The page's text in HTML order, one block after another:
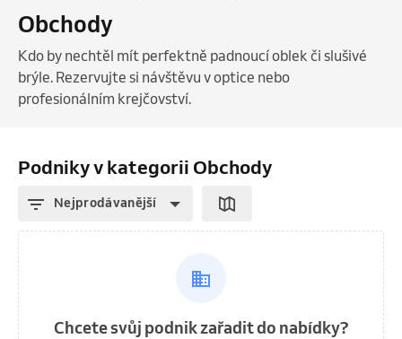
Obchody
Kdo by nechtěl mít perfektně padnoucí oblek či slušivé
brýle. Rezervujte si návštěvu v optice nebo
profesionálním krejčovství.
Podniky v kategorii Obchody
Nejprodávanější
Chcete svůj podnik zařadit do nabídky?